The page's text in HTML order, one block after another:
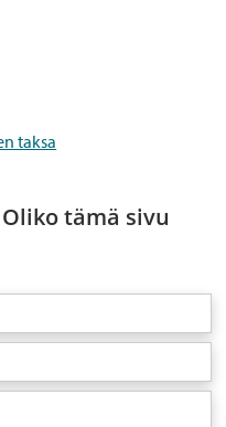
vesilain
taksa
tämä sivu